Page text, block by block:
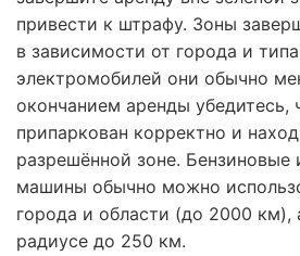
привести к штрафу. Зоны
в зависимости от города и
электромобилей они обычно
окончанием аренды убедитесь,
припаркован корректно и
разрешённой зоне. Бензиновые
машины обычно можно
города и области (до 2000
радиусе до 250 км.